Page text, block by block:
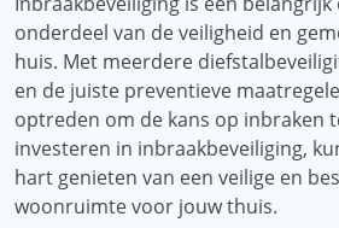
onderdeel van de veiligheid en
huis. Met meerdere
en de juiste preventieve
optreden om de kans op inbraken
investeren in inbraakbeveiliging,
hart genieten van een veilige en
woonruimte voor jouw thuis.